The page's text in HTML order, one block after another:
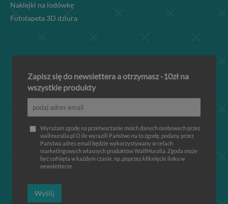
Naklejki na lodówkę
Fototapeta 3D dziura
Zapisz się do newslettera a otrzymasz -10zł na
wszystkie produkty
Wyrażam zgodę na przetwarzanie moich danych osobowych przez
wallmuralia.pl O ile wyrazili Państwo na to zgodę, podany przez
Państwa adres email będzie wykorzystywany w celach
marketingowych własnych produktów WallMuralia. Zgoda może
być cofnięta w każdym czasie, np. poprzez kliknięcie linku w
newsletterze.
Wyślij